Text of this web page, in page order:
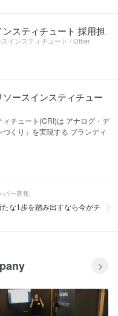
スティチュート 採用担
インスティチュート / Other
ースインスティチュー
チュート(CRI)は アナログ・デ
くり」を実現する ブランディ
バー募集
な1歩を踏み出すなら今がチ